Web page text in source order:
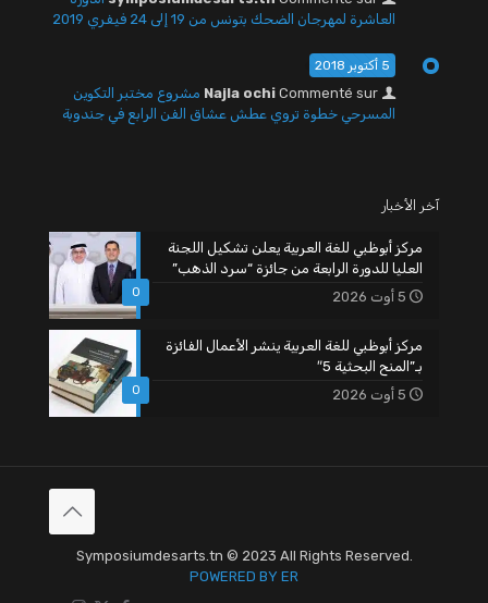
العاشرة لمهرجان الضحك بتونس من 19 إلى 24 فيفري 2019
5 أكتوبر 2018
Najla ochi Commenté sur
مشروع مختبر التكوين
المسرحي خطوة تروي عطش عشاق الفن الرابع في جندوبة
آخر الأخبار
0
مركز أبوظبي للغة العربية يعلن تشكيل اللجنة
العليا للدورة الرابعة من جائزة “سرد الذهب”
5 أوت 2026
0
مركز أبوظبي للغة العربية ينشر الأعمال الفائزة
بـ”المنح البحثية 5″
5 أوت 2026
Symposiumdesarts.tn © 2023 All Rights Reserved.
POWERED BY ER